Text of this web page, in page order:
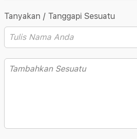
Tanyakan / Tanggapi Sesuatu